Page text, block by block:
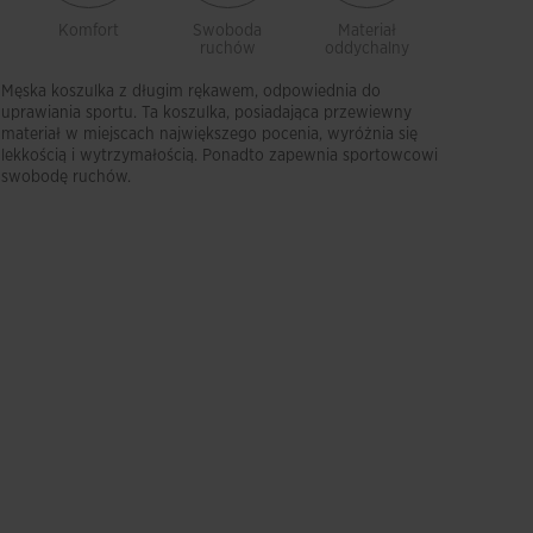
Komfort
Swoboda
ruchów
Materiał
oddychalny
Męska koszulka z długim rękawem, odpowiednia do
uprawiania sportu. Ta koszulka, posiadająca przewiewny
materiał w miejscach największego pocenia, wyróżnia się
lekkością i wytrzymałością. Ponadto zapewnia sportowcowi
swobodę ruchów.